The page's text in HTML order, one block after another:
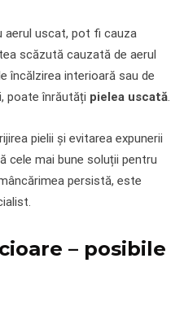
aerul uscat, pot fi cauza
scăzută cauzată de aerul
încălzirea interioară sau de
poate înrăutăți pielea uscată.
pielii și evitarea expunerii
cele mai bune soluții pentru
persistă, este
– posibile